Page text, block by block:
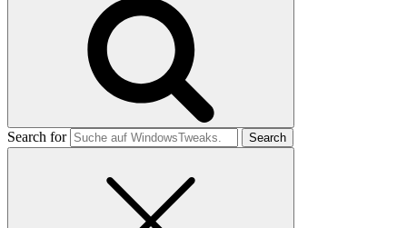
Search for